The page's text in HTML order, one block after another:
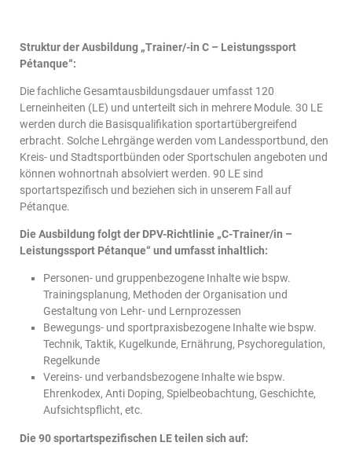
Struktur der Ausbildung „Trainer/-in C – Leistungssport
Pétanque“:
Die fachliche Gesamtausbildungsdauer umfasst 120
Lerneinheiten (LE) und unterteilt sich in mehrere Module. 30 LE
werden durch die Basisqualifikation sportartübergreifend
erbracht. Solche Lehrgänge werden vom Landessportbund, den
Kreis- und Stadtsportbünden oder Sportschulen angeboten und
können wohnortnah absolviert werden. 90 LE sind
sportartspezifisch und beziehen sich in unserem Fall auf
Pétanque.
Die Ausbildung folgt der DPV-Richtlinie „C-Trainer/in –
Leistungssport Pétanque“ und umfasst inhaltlich:
Personen- und gruppenbezogene Inhalte wie bspw.
Trainingsplanung, Methoden der Organisation und
Gestaltung von Lehr- und Lernprozessen
Bewegungs- und sportpraxisbezogene Inhalte wie bspw.
Technik, Taktik, Kugelkunde, Ernährung, Psychoregulation,
Regelkunde
Vereins- und verbandsbezogene Inhalte wie bspw.
Ehrenkodex, Anti Doping, Spielbeobachtung, Geschichte,
Aufsichtspflicht, etc.
Die 90 sportartspezifischen LE teilen sich auf: